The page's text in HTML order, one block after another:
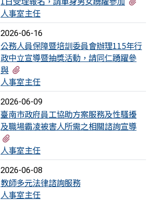
人事室主任
2026-06-16
公務人員保障暨培訓委員會辦理115年行
政中立宣導暨抽獎活動，請同仁踴躍參
與
人事室主任
2026-06-09
臺南市政府員工協助方案服務及性騷擾
及職場霸凌被害人所需之相關諮詢宣導
人事室主任
2026-06-08
教師多元法律諮詢服務
人事室主任